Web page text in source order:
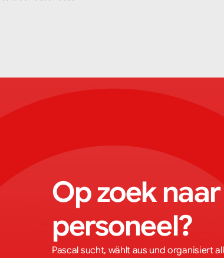
Op zoek
personeel?
Pascal sucht, wählt aus und organisiert